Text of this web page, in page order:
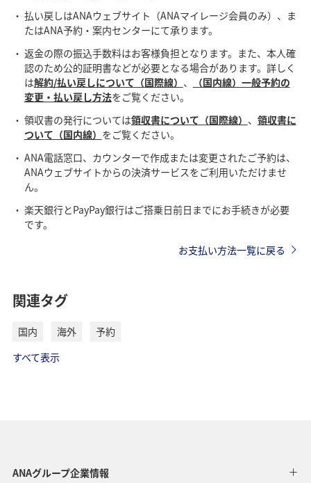
払い戻しはANAウェブサイト（ANAマイレージ会員のみ）、ま
たはANA予約・案内センターにて承ります。
返金の際の振込手数料はお客様負担となります。また、本人確
認のため公的証明書などが必要となる場合があります。詳しく
は解約/払い戻しについて（国際線） 、
（国内線）一般予約の
変更・払い戻し方法をご覧ください。
領収書の発行については領収書について（国際線） 、 領収書に
ついて（国内線） をご覧ください。
ANA電話窓口、カウンターで作成または変更されたご予約は、
ANAウェブサイトからの決済サービスをご利用いただけませ
ん。
楽天銀行とPayPay銀行はご搭乗日前日までにお手続きが必要
です。
お支払い方法一覧に戻る
関連タグ
国内 海外
予約
すべて表示
ANAグループ企業情報